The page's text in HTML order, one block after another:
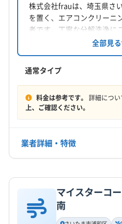
株式会社frauは、埼玉県さ
を置く、エアコンクリーニ
者です。丁寧な分解洗浄に
機械の故障を防ぐことを目
が定休で、9時から18時ま
全部見る
通常タイプ
料金は参考です。 詳細につい
上、ご確認ください。
業者詳細・特徴
基本情報
代表者名
加藤
マイスターコ
南